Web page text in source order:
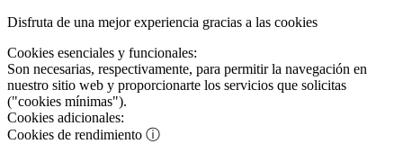
Disfruta de una mejor experiencia gracias a las cookies
Cookies esenciales y funcionales:
Son necesarias, respectivamente, para permitir la navegación en
nuestro sitio web y proporcionarte los servicios que solicitas
("cookies mínimas").
Cookies adicionales:
Cookies de rendimiento ⓘ